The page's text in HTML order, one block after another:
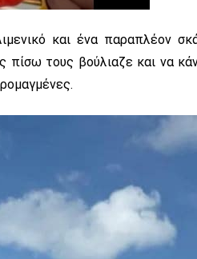
και ένα παραπλέον
τους βούλιαζε και να